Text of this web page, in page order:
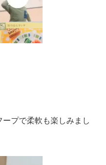
プで柔軟も楽しみまし